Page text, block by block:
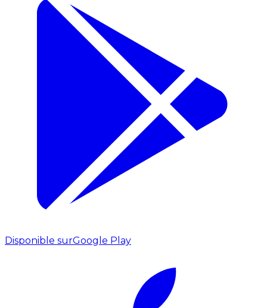
Disponible surGoogle Play